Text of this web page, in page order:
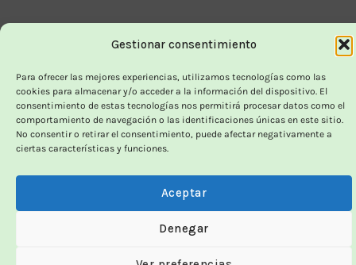
Gestionar consentimiento
Para ofrecer las mejores experiencias, utilizamos tecnologías como las
cookies para almacenar y/o acceder a la información del dispositivo. El
consentimiento de estas tecnologías nos permitirá procesar datos como el
comportamiento de navegación o las identificaciones únicas en este sitio.
No consentir o retirar el consentimiento, puede afectar negativamente a
ciertas características y funciones.
Aceptar
Denegar